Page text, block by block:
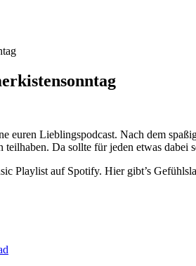
euren Lieblingspodcast. Nach dem
teilhaben. Da sollte für jeden etwas dabei
Playlist auf Spotify. Hier gibt’s